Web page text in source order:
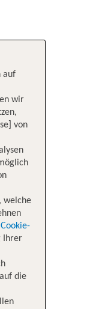
auf
wir
von
welche
Cookie-
Ihrer
die